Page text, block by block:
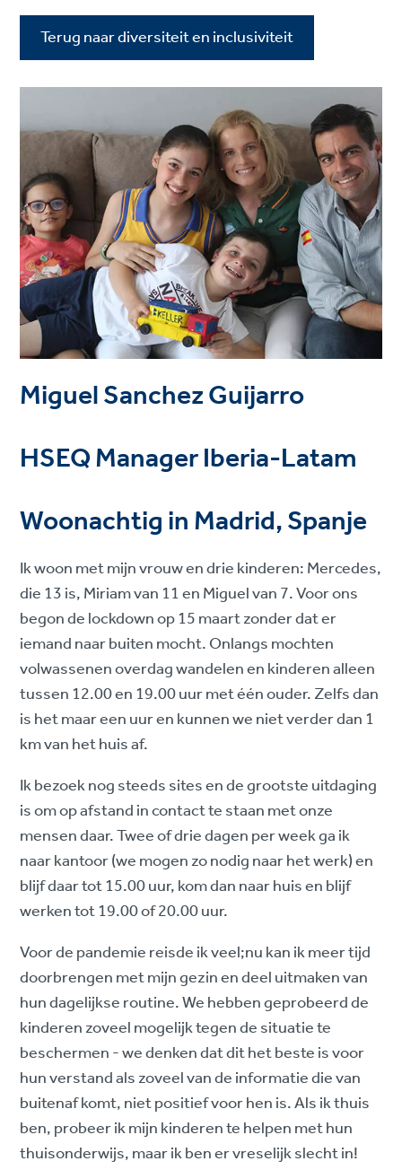
Terug naar diversiteit en inclusiviteit
Miguel Sanchez Guijarro
HSEQ Manager Iberia-Latam
Woonachtig in Madrid, Spanje
Ik woon met mijn vrouw en drie kinderen: Mercedes,
die 13 is, Miriam van 11 en Miguel van 7. Voor ons
begon de lockdown op 15 maart zonder dat er
iemand naar buiten mocht. Onlangs mochten
volwassenen overdag wandelen en kinderen alleen
tussen 12.00 en 19.00 uur met één ouder. Zelfs dan
is het maar een uur en kunnen we niet verder dan 1
km van het huis af.
Ik bezoek nog steeds sites en de grootste uitdaging
is om op afstand in contact te staan met onze
mensen daar. Twee of drie dagen per week ga ik
naar kantoor (we mogen zo nodig naar het werk) en
blijf daar tot 15.00 uur, kom dan naar huis en blijf
werken tot 19.00 of 20.00 uur.
Voor de pandemie reisde ik veel;nu kan ik meer tijd
doorbrengen met mijn gezin en deel uitmaken van
hun dagelijkse routine. We hebben geprobeerd de
kinderen zoveel mogelijk tegen de situatie te
beschermen - we denken dat dit het beste is voor
hun verstand als zoveel van de informatie die van
buitenaf komt, niet positief voor hen is. Als ik thuis
ben, probeer ik mijn kinderen te helpen met hun
thuisonderwijs, maar ik ben er vreselijk slecht in!